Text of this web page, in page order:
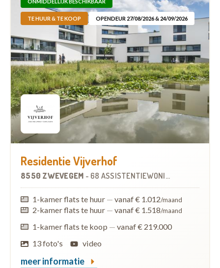
ONMIDDELLIJK BESCHIKBAAR
TE HUUR & TE KOOP OPENDEUR 27/08/2026 & 24/09/2026
Residentie Vijverhof
8550 ZWEVEGEM - 68 ASSISTENTIEWONINGEN
1-kamer flats te huur — vanaf € 1.012/maand
2-kamer flats te huur — vanaf € 1.518/maand
1-kamer flats te koop — vanaf € 219.000
13 foto's
video
meer informatie